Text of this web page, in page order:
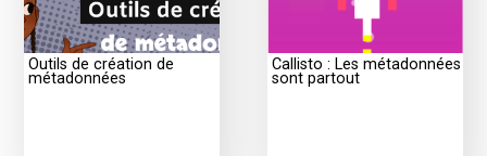
Outils de création de
métadonnées
Callisto : Les métadonnées
sont partout